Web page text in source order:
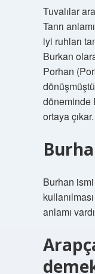
Tuvalılar
Tanrı
iyi ruhları
Burkan
Porhan
döneminde
ortaya çıkar.
Burhan
anlamı